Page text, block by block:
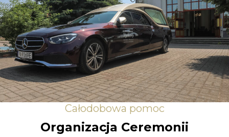
Całodobowa pomoc
Organizacja Ceremonii